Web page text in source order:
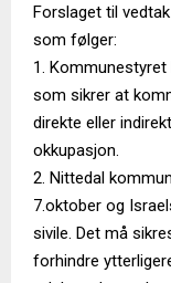
Forslaget til
som følger:
1.
som sikrer at
direkte eller
okkupasjon.
2. Nittedal
7.oktober og
sivile. Det må
forhindre